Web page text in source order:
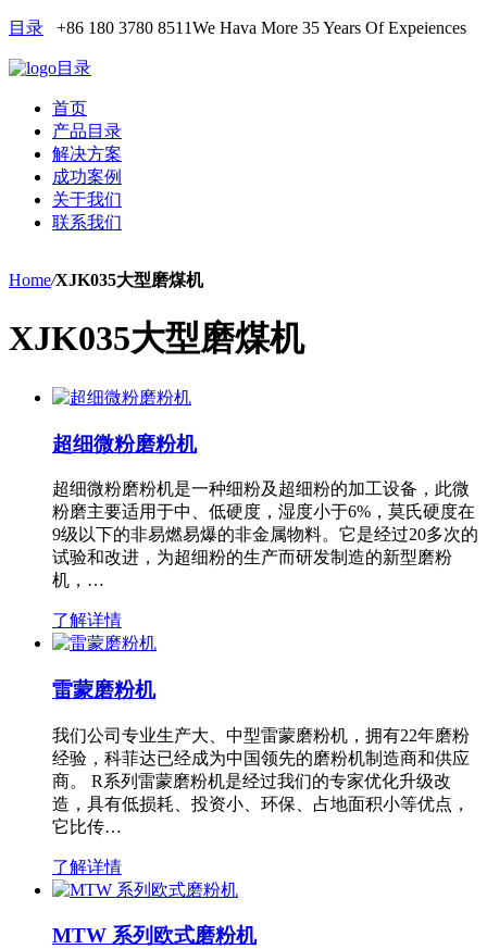
目录 +86 180 3780 8511We Hava More 35 Years Of Expeiences
目录
首页
产品目录
解决方案
成功案例
关于我们
联系我们
Home/XJK035大型磨煤机
XJK035大型磨煤机
超细微粉磨粉机
超细微粉磨粉机是一种细粉及超细粉的加工设备，此微
粉磨主要适用于中、低硬度，湿度小于6%，莫氏硬度在
9级以下的非易燃易爆的非金属物料。它是经过20多次的
试验和改进，为超细粉的生产而研发制造的新型磨粉
机，…
了解详情
雷蒙磨粉机
我们公司专业生产大、中型雷蒙磨粉机，拥有22年磨粉
经验，科菲达已经成为中国领先的磨粉机制造商和供应
商。 R系列雷蒙磨粉机是经过我们的专家优化升级改
造，具有低损耗、投资小、环保、占地面积小等优点，
它比传…
了解详情
MTW 系列欧式磨粉机